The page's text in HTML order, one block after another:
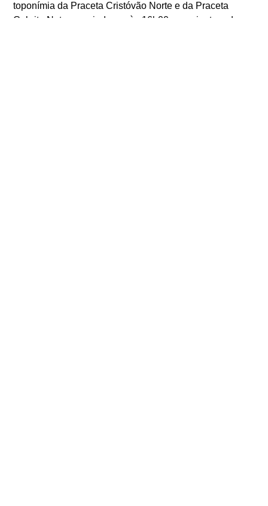
toponímia da Praceta Cristóvão Norte e da Praceta
Cabrita Neto, seguindo-se, às 16h00, a assinatura do